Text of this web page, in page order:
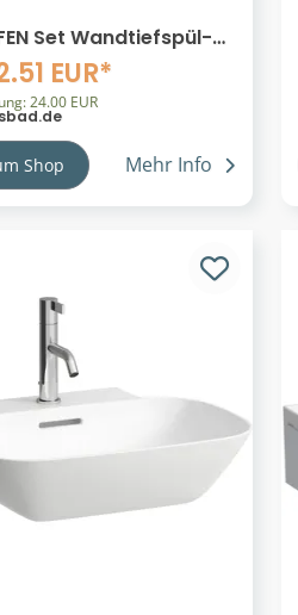
Set Wandtiefspül-
Sitz MEDA
Silent Flush,
matt
EUR*
24.00 EUR
Shop Mehr Info